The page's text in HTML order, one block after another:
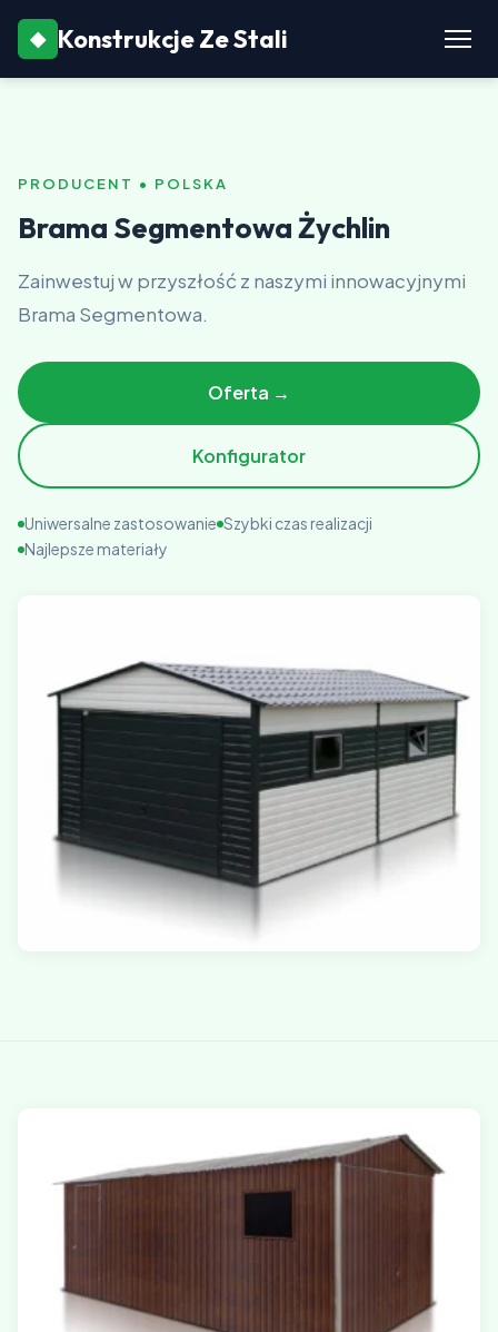
◆ Konstrukcje Ze Stali
PRODUCENT • POLSKA
Brama Segmentowa Żychlin
Zainwestuj w przyszłość z naszymi innowacyjnymi
Brama Segmentowa.
Oferta →
Konfigurator
Uniwersalne zastosowanie Szybki czas realizacji
Najlepsze materiały